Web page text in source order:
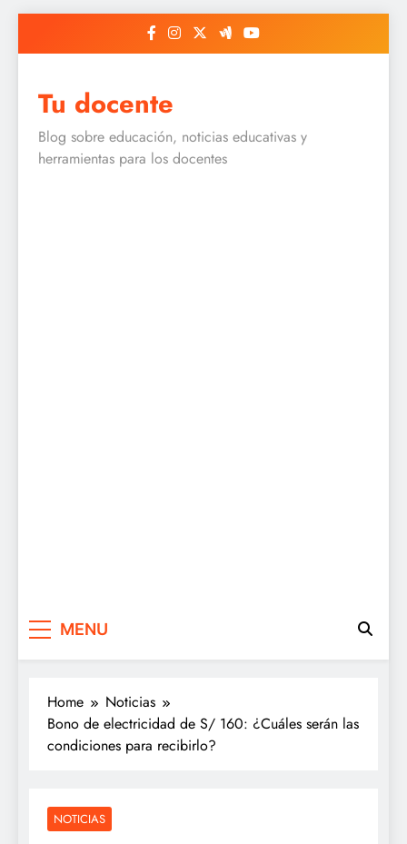
Tu docente
Blog sobre educación, noticias educativas y
herramientas para los docentes
MENU
Home
Noticias
Bono de electricidad de S/ 160: ¿Cuáles serán las
condiciones para recibirlo?
NOTICIAS